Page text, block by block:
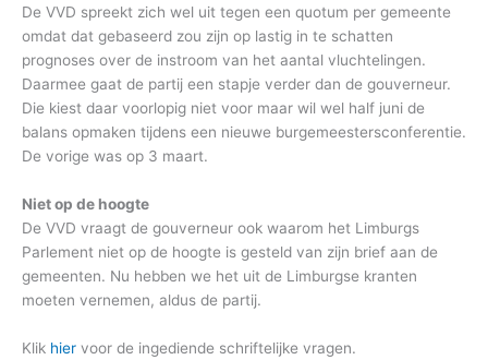
De VVD spreekt zich wel uit tegen een quotum per gemeente
omdat dat gebaseerd zou zijn op lastig in te schatten
prognoses over de instroom van het aantal vluchtelingen.
Daarmee gaat de partij een stapje verder dan de gouverneur.
Die kiest daar voorlopig niet voor maar wil wel half juni de
balans opmaken tijdens een nieuwe burgemeestersconferentie.
De vorige was op 3 maart.
Niet op de hoogte
De VVD vraagt de gouverneur ook waarom het Limburgs
Parlement niet op de hoogte is gesteld van zijn brief aan de
gemeenten. Nu hebben we het uit de Limburgse kranten
moeten vernemen, aldus de partij.
Klik hier voor de ingediende schriftelijke vragen.